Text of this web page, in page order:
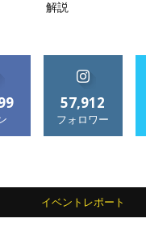
解説
57,912
フォロワー
イベントレポート